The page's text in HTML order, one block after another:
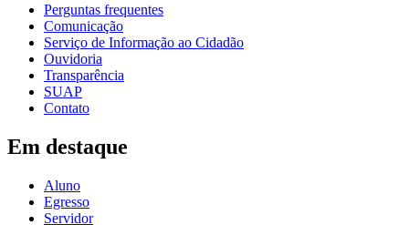
Perguntas frequentes
Comunicação
Serviço de Informação ao Cidadão
Ouvidoria
Transparência
SUAP
Contato
Em destaque
Aluno
Egresso
Servidor